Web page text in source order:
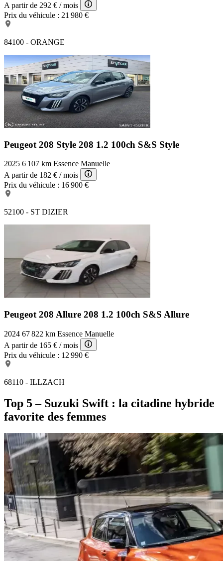
A partir de 292 € / mois
Prix du véhicule : 21 980 €
84100 - ORANGE
Peugeot 208 Style 208 1.2 100ch S&S Style
2025 6 107 km Essence Manuelle
A partir de 182 € / mois
Prix du véhicule : 16 900 €
52100 - ST DIZIER
Peugeot 208 Allure 208 1.2 100ch S&S Allure
2024 67 822 km Essence Manuelle
A partir de 165 € / mois
Prix du véhicule : 12 990 €
68110 - ILLZACH
Top 5 – Suzuki Swift : la citadine hybride
favorite des femmes